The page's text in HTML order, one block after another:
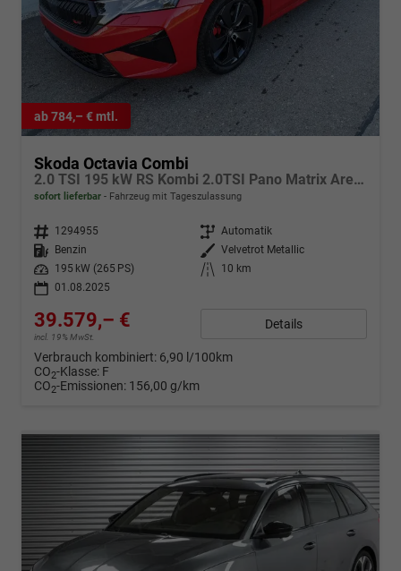
ab 784,– € mtl.
Skoda Octavia Combi
2.0 TSI 195 kW RS Kombi 2.0TSI Pano Matrix Area AHK Sound GV5
sofort lieferbar Fahrzeug mit Tageszulassung
Fahrzeugnr. 1294955 Getriebe Automatik
Kraftstoff
Benzin Außenfarbe Velvetrot Metallic
Leistung
195 kW (265 PS) Kilometerstand
10 km
01.08.2025
39.579,– €
incl. 19% MwSt.
Details
Verbrauch kombiniert: 6,90 l/100km
CO2-Klasse: F
CO2-Emissionen: 156,00 g/km